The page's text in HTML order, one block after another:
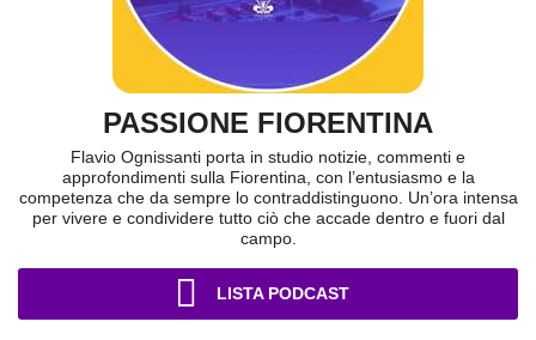
PASSIONE FIORENTINA
Flavio Ognissanti porta in studio notizie, commenti e
approfondimenti sulla Fiorentina, con l’entusiasmo e la
competenza che da sempre lo contraddistinguono. Un’ora intensa
per vivere e condividere tutto ciò che accade dentro e fuori dal
campo.
LISTA PODCAST